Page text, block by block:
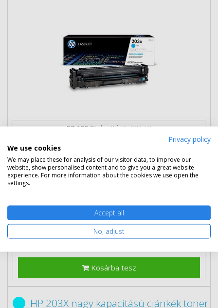
28 190 Ft (bruttó 35 801 Ft)
2 db26 190 Ft (bruttó 33 261 Ft) / db
3 db-tól25 790 Ft (bruttó 32 753 Ft) / db
Ingyenes szállítás
Kosárba tesz
HP 203X nagy kapacitású ciánkék toner
Privacy policy
We use cookies
We may place these for analysis of our visitor data, to improve our
website, show personalised content and to give you a great website
experience. For more information about the cookies we use open the
settings.
Accept all
No, adjust